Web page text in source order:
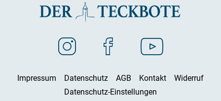
Impressum Datenschutz AGB Kontakt
Widerruf
Datenschutz-Einstellungen